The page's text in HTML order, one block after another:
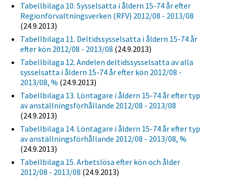
Tabellbilaga 10. Sysselsatta i åldern 15-74 år efter
Regionförvaltningsverken (RFV) 2012/08 - 2013/08
(24.9.2013)
Tabellbilaga 11. Deltidssysselsatta i åldern 15-74 år
efter kön 2012/08 - 2013/08 (24.9.2013)
Tabellbilaga 12. Andelen deltidssysselsatta av alla
sysselsatta i åldern 15-74 år efter kön 2012/08 -
2013/08, % (24.9.2013)
Tabellbilaga 13. Löntagare i åldern 15-74 år efter typ
av anställningsförhållande 2012/08 - 2013/08
(24.9.2013)
Tabellbilaga 14. Löntagare i åldern 15-74 år efter typ
av anställningsförhållande 2012/08 - 2013/08, %
(24.9.2013)
Tabellbilaga 15. Arbetslösa efter kön och ålder
2012/08 - 2013/08 (24.9.2013)